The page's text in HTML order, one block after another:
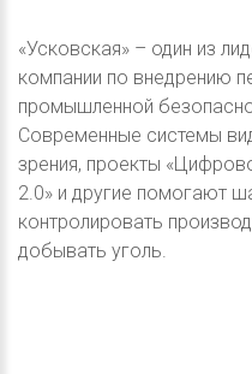
«Усковская» – один из
компании по внедрению
промышленной
Современные системы
зрения, проекты
2.0» и другие помогают
контролировать
добывать уголь.